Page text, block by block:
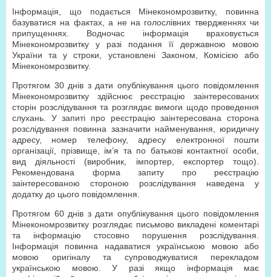
Інформація, що подається Мінекономрозвитку, повинна
базуватися на фактах, а не на голослівних твердженнях чи
припущеннях. Водночас інформація враховується
Мінекономрозвитку у разі подання її державною мовою
України та у строки, установлені Законом, Комісією або
Мінекономрозвитку.
Протягом 30 днів з дати опублікування цього повідомлення
Мінекономрозвитку здійснює реєстрацію заінтересованих
сторін розслідування та розглядає вимоги щодо проведення
слухань. У запиті про реєстрацію заінтересована сторона
розслідування повинна зазначити найменування, юридичну
адресу, номер телефону, адресу електронної пошти
організації, прізвище, ім’я та по батькові контактної особи,
вид діяльності (виробник, імпортер, експортер тощо).
Рекомендована форма запиту про реєстрацію
заінтересованою стороною розслідування наведена у
додатку до цього повідомлення.
Протягом 60 днів з дати опублікування цього повідомлення
Мінекономрозвитку розглядає письмово викладені коментарі
та інформацію стосовно порушення розслідування.
Інформація повинна надаватися українською мовою або
мовою оригіналу та супроводжуватися перекладом
українською мовою. У разі якщо інформація має